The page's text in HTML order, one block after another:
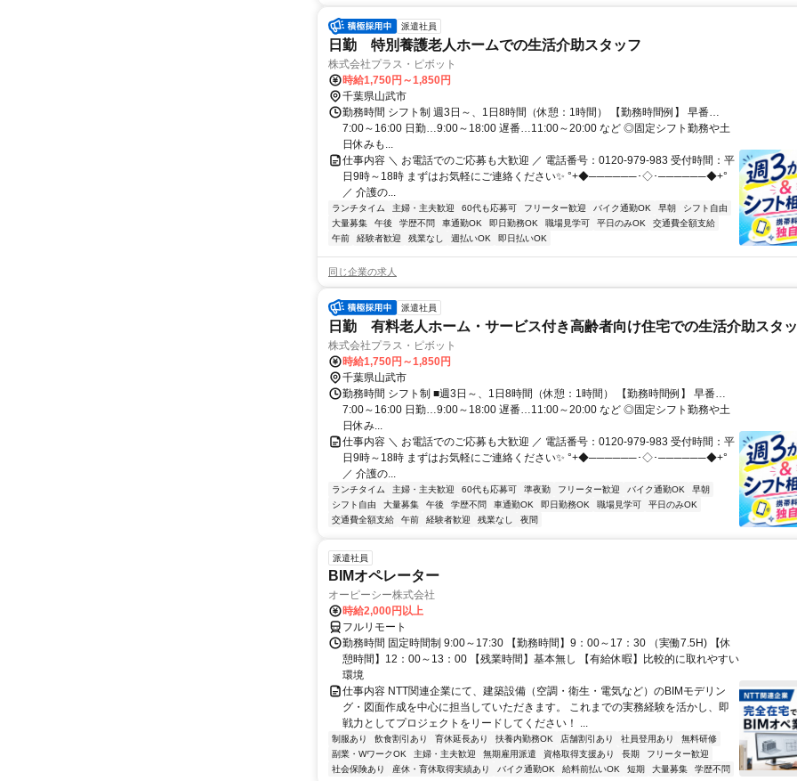
派遣社員
日勤 特別養護老人ホームでの生活介助スタッフ
株式会社プラス・ピボット
時給1,750円～1,850円
千葉県山武市
勤務時間 シフト制 週3日～、1日8時間（休憩：1時間） 【勤務時間例】 早番…
7:00～16:00 日勤…9:00～18:00 遅番…11:00～20:00 など ◎固定シフト勤務や土
日休みも...
仕事内容 ＼ お電話でのご応募も大歓迎 ／ 電話番号：0120-979-983 受付時間：平
日9時～18時 まずはお気軽にご連絡ください✨ °+◆──────･◇･──────◆+°
／ 介護の...
ランチタイム 主婦・主夫歓迎 60代も応募可 フリーター歓迎 バイク通勤OK 早朝
シフト自由
大量募集
午後 学歴不問 車通勤OK 即日勤務OK 職場見学可 平日のみOK
交通費全額支給
午前
経験者歓迎 残業なし 週払いOK 即日払いOK
同じ企業の求人
派遣社員
日勤 有料老人ホーム・サービス付き高齢者向け住宅での生活介助スタ
株式会社プラス・ピボット
時給1,750円～1,850円
千葉県山武市
勤務時間 シフト制 ■週3日～、1日8時間（休憩：1時間） 【勤務時間例】 早番…
7:00～16:00 日勤…9:00～18:00 遅番…11:00～20:00 など ◎固定シフト勤務や土
日休み...
仕事内容 ＼ お電話でのご応募も大歓迎 ／ 電話番号：0120-979-983 受付時間：平
日9時～18時 まずはお気軽にご連絡ください✨ °+◆──────･◇･──────◆+°
／ 介護の...
ランチタイム 主婦・主夫歓迎 60代も応募可 準夜勤 フリーター歓迎 バイク通勤OK
早朝
シフト自由
大量募集 午後 学歴不問 車通勤OK 即日勤務OK 職場見学可
平日のみOK
交通費全額支給
午前 経験者歓迎 残業なし 夜間
派遣社員
BIMオペレーター
オーピーシー株式会社
時給2,000円以上
フルリモート
勤務時間 固定時間制 9:00～17:30 【勤務時間】9：00～17：30 （実働7.5H) 【休
憩時間】12：00～13：00 【残業時間】基本無し 【有給休暇】比較的に取れやすい
環境
仕事内容 NTT関連企業にて、建築設備（空調・衛生・電気など）のBIMモデリン
グ・図面作成を中心に担当していただきます。 これまでの実務経験を活かし、即
戦力としてプロジェクトをリードしてください！ ...
制服あり 飲食割引あり 育休延長あり 扶養内勤務OK 店舗割引あり 社員登用あり
無料研修
副業・WワークOK
主婦・主夫歓迎 無期雇用派遣 資格取得支援あり 長期
フリーター歓迎
社会保険あり
産休・育休取得実績あり バイク通勤OK 給料前払いOK 短期 大量募集 学歴不問